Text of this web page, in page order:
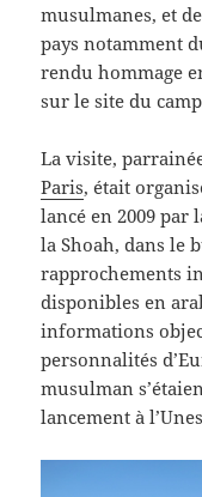
musulmanes, et
pays notamment
rendu hommage
sur le site du
La visite,
Paris, était
lancé en 2009 par
la Shoah, dans le
rapprochements
disponibles en
informations
personnalités
musulman
lancement à